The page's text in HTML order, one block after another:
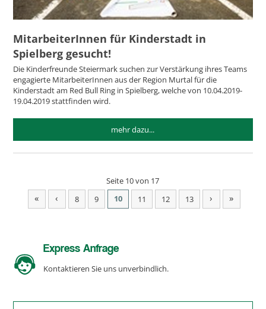
MitarbeiterInnen für Kinderstadt in
Spielberg gesucht!
Die Kinderfreunde Steiermark suchen zur Verstärkung ihres Teams
engagierte MitarbeiterInnen aus der Region Murtal für die
Kinderstadt am Red Bull Ring in Spielberg, welche von 10.04.2019-
19.04.2019 stattfinden wird.
mehr dazu...
Seite 10 von 17
« ‹ 8 9 10 11 12 13 › »
Express Anfrage
Kontaktieren Sie uns unverbindlich.